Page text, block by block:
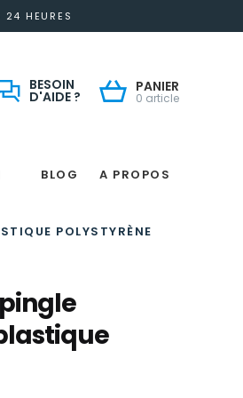
24 HEURES
BESOIN
D'AIDE ?
PANIER
0 article
BLOG A PROPOS
POLYSTYRÈNE